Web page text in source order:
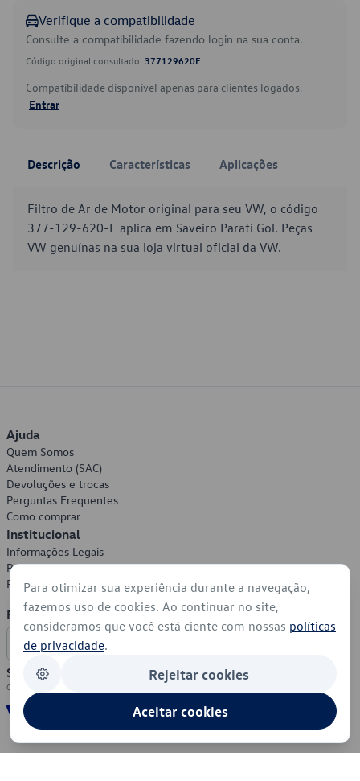
Verifique a compatibilidade
Consulte a compatibilidade fazendo login na sua conta.
Código original consultado: 377129620E
Compatibilidade disponível apenas para clientes logados.
Entrar
Descrição Características Aplicações
Filtro de Ar de Motor original para seu VW, o código
377-129-620-E aplica em Saveiro Parati Gol. Peças
VW genuínas na sua loja virtual oficial da VW.
Ajuda
Quem Somos
Atendimento (SAC)
Devoluções e trocas
Perguntas Frequentes
Como comprar
Institucional
Informações Legais
Política de Privacidade
Política de Cookies
Formas de Pagamento
Segurança
Para otimizar sua experiência durante a navegação,
fazemos uso de cookies. Ao continuar no site,
consideramos que você está ciente com nossas políticas
de privacidade.
Rejeitar cookies
Aceitar cookies